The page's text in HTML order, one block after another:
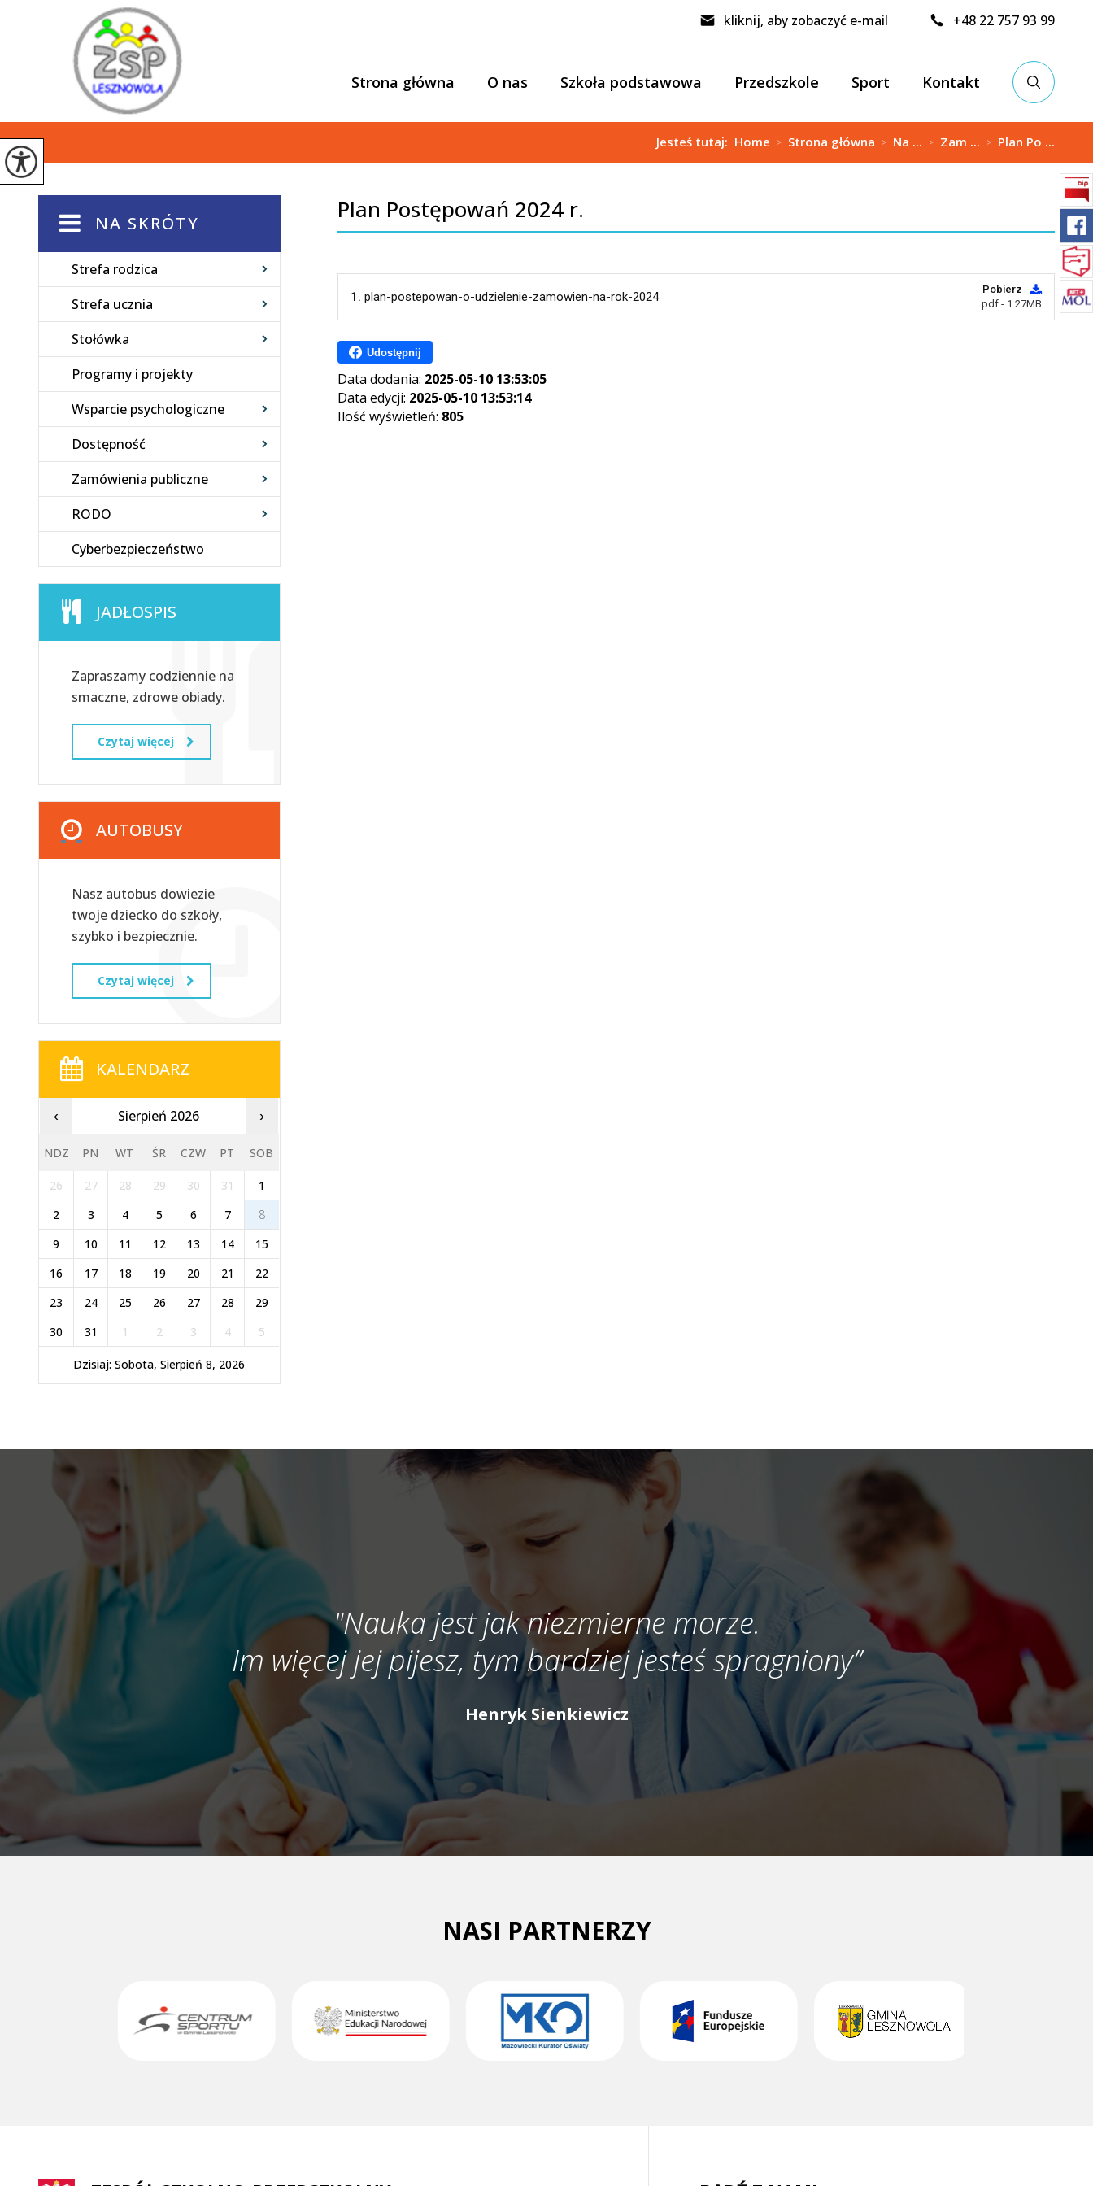
kliknij, aby zobaczyć e-mail +48 22 757 93 99
Strona główna O nas Szkoła podstawowa Przedszkole Sport Kontakt
Jesteś tutaj: Home > Strona główna > Na ... > Zam ... > Plan Po ...
Plan Postępowań 2024 r.
1. plan-postepowan-o-udzielenie-zamowien-na-rok-2024
Pobierz
pdf - 1.27MB
Udostępnij
Data dodania: 2025-05-10 13:53:05
Data edycji: 2025-05-10 13:53:14
Ilość wyświetleń: 805
NA SKRÓTY
Strefa rodzica
Strefa ucznia
Stołówka
Programy i projekty
Wsparcie psychologiczne
Dostępność
Zamówienia publiczne
RODO
Cyberbezpieczeństwo
JADŁOSPIS
Zapraszamy codziennie na
smaczne, zdrowe obiady.
Czytaj więcej
AUTOBUSY
Nasz autobus dowiezie
twoje dziecko do szkoły,
szybko i bezpiecznie.
Czytaj więcej
KALENDARZ
‹ Sierpień 2026 ›
NDZ PN WT ŚR CZW PT SOB
26 27 28 29 30 31
1
2
3 4 5 6 7
8
9
10 11 12 13 14
15
16
17 18 19 20 21
22
23
24 25 26 27 28
29
30
31 1 2 3 4 5
Dzisiaj: Sobota, Sierpień 8, 2026
"Nauka jest jak niezmierne morze.
Im więcej jej pijesz, tym bardziej jesteś spragniony”
Henryk Sienkiewicz
NASI PARTNERZY